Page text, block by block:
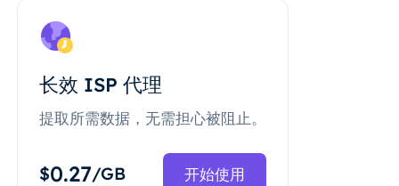
长效 ISP 代理
提取所需数据，无需担心被阻止。
$0.27/GB 开始使用